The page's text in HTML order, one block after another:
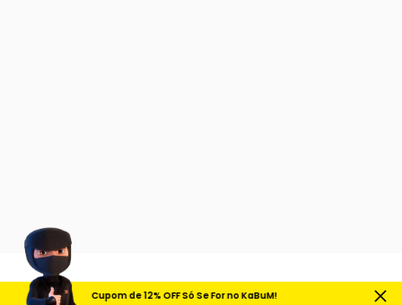
Cupom de 12% OFF Só Se For no KaBuM!